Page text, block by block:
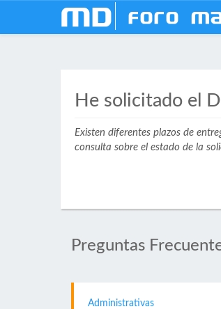
mD Foro
He solicitado el
Existen diferentes plazos de
consulta sobre el estado de la
Preguntas
Administrativas